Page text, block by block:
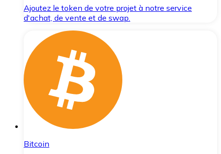
Ajoutez le token de votre projet à notre service
d'achat, de vente et de swap.
Bitcoin